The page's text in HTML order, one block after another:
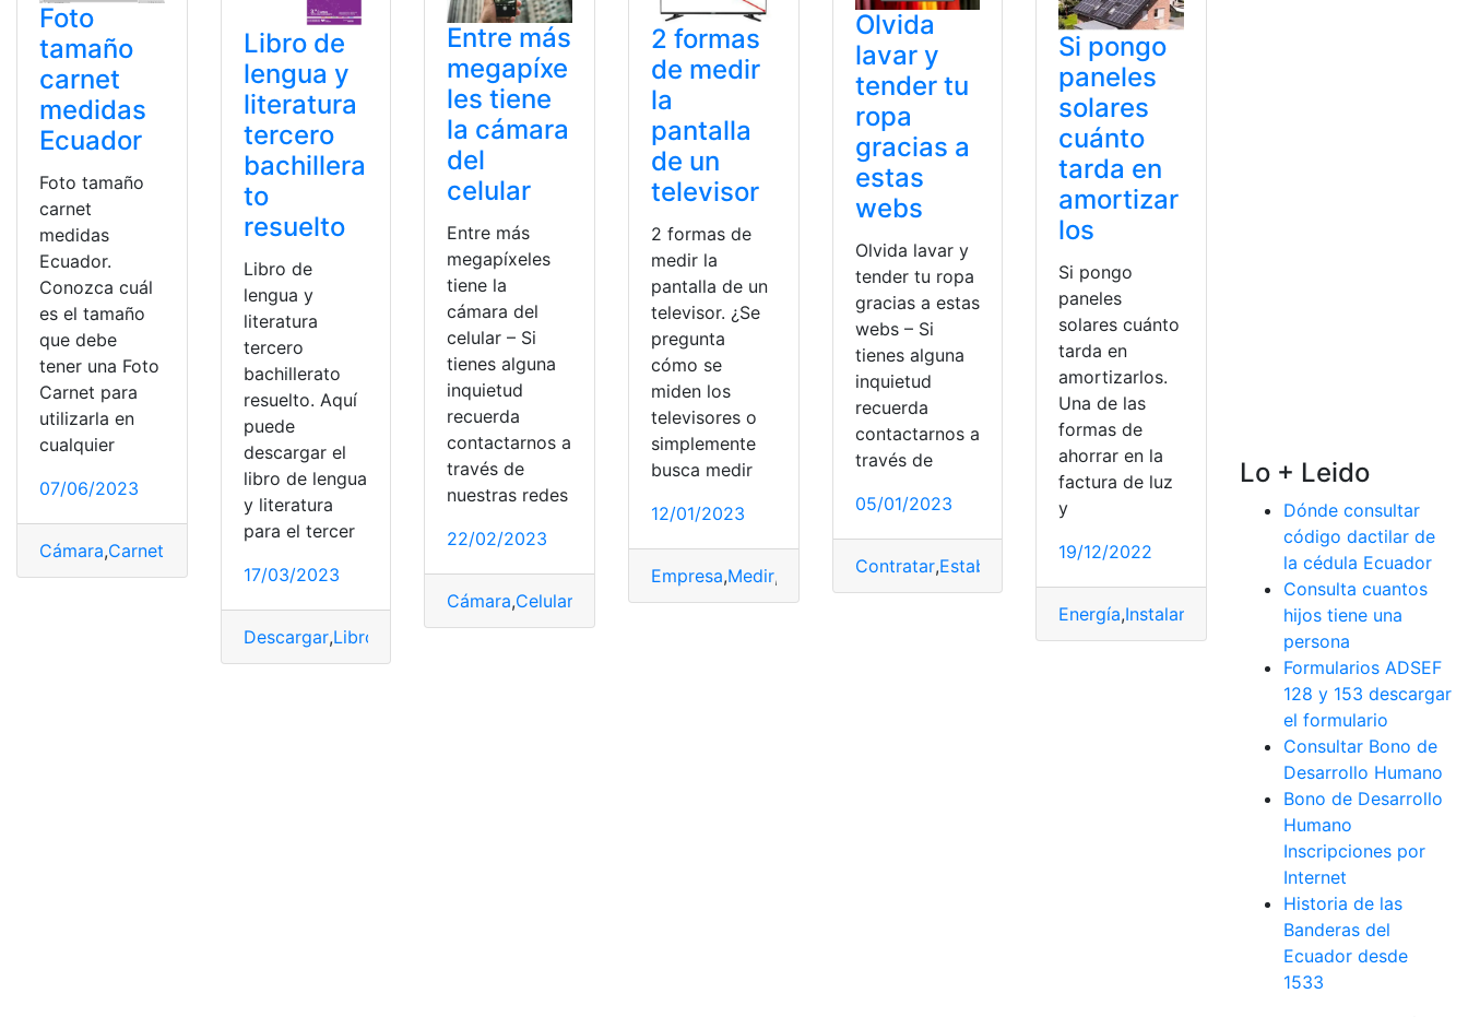
Foto
tamaño
carnet
medidas
Ecuador
Foto tamaño
carnet
medidas
Ecuador.
Conozca cuál
es el tamaño
que debe
tener una Foto
Carnet para
utilizarla en
cualquier
07/06/2023
Cámara,Carnet
Libro de
lengua y
literatura
tercero
bachillera
to
resuelto
Libro de
lengua y
literatura
tercero
bachillerato
resuelto. Aquí
puede
descargar el
libro de lengua
y literatura
para el tercer
17/03/2023
Descargar,Libro
Entre más
megapíxe
les tiene
la cámara
del
celular
Entre más
megapíxeles
tiene la
cámara del
celular – Si
tienes alguna
inquietud
recuerda
contactarnos a
través de
nuestras redes
22/02/2023
Cámara,Celular ,Megapíxeles,Tamaño
2 formas
de medir
la
pantalla
de un
televisor
2 formas de
medir la
pantalla de un
televisor. ¿Se
pregunta
cómo se
miden los
televisores o
simplemente
busca medir
12/01/2023
Empresa,Medir, Tamaño,TV
Olvida
lavar y
tender tu
ropa
gracias a
estas
webs
Olvida lavar y
tender tu ropa
gracias a estas
webs – Si
tienes alguna
inquietud
recuerda
contactarnos a
través de
05/01/2023
Contratar,Establecimientos, Precio,Tamaño
Si pongo
paneles
solares
cuánto
tarda en
amortizar
los
Si pongo
paneles
solares cuánto
tarda en
amortizarlos.
Una de las
formas de
ahorrar en la
factura de luz
y
19/12/2022
Energía,Instalar panel,Tamaño
Lo + Leido
Dónde consultar
código dactilar de
la cédula Ecuador
Consulta cuantos
hijos tiene una
persona
Formularios ADSEF
128 y 153 descargar
el formulario
Consultar Bono de
Desarrollo Humano
Bono de Desarrollo
Humano
Inscripciones por
Internet
Historia de las
Banderas del
Ecuador desde
1533